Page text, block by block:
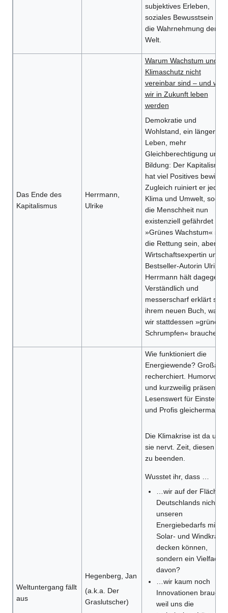
subjektives Erleben,
soziales Bewusstsein und
die Wahrnehmung der
Welt.
Das Ende des
Kapitalismus
Herrmann,
Ulrike
Warum Wachstum und
Klimaschutz nicht
vereinbar sind – und wie
wir in Zukunft leben
werden
Demokratie und
Wohlstand, ein längeres
Leben, mehr
Gleichberechtigung und
Bildung: Der Kapitalismus
hat viel Positives bewirkt.
Zugleich ruiniert er
Klima und Umwelt,
die Menschheit nun
existenziell gefährdet ist.
»Grünes Wachstum« soll
die Rettung sein, aber
Wirtschaftsexpertin und
Bestseller-Autorin Ulrike
Herrmann hält dagegen:
Verständlich und
messerscharf erklärt sie
ihrem neuen Buch,
wir stattdessen »grünes
Schrumpfen« brauchen.
Weltuntergang fällt
aus
Hegenberg, Jan
(a.k.a. Der
Graslutscher)
Wie funktioniert die
Energiewende? Großartig
recherchiert. Humorvoll
und kurzweilig
Lesenswert für
und Profis
Die Klimakrise ist da und
sie nervt. Zeit, diesen
zu beenden.
Wusstet ihr, dass …
…wir auf der Fläche
Deutschlands nicht
unseren
Energiebedarfs mit
Solar- und Windkraft
decken können,
sondern ein
davon?
…wir kaum noch
Innovationen
weil uns die